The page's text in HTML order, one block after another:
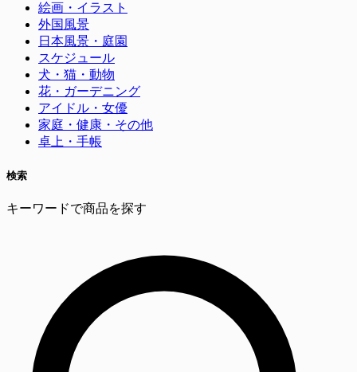
絵画・イラスト
外国風景
日本風景・庭園
スケジュール
犬・猫・動物
花・ガーデニング
アイドル・女優
家庭・健康・その他
卓上・手帳
検索
キーワードで商品を探す